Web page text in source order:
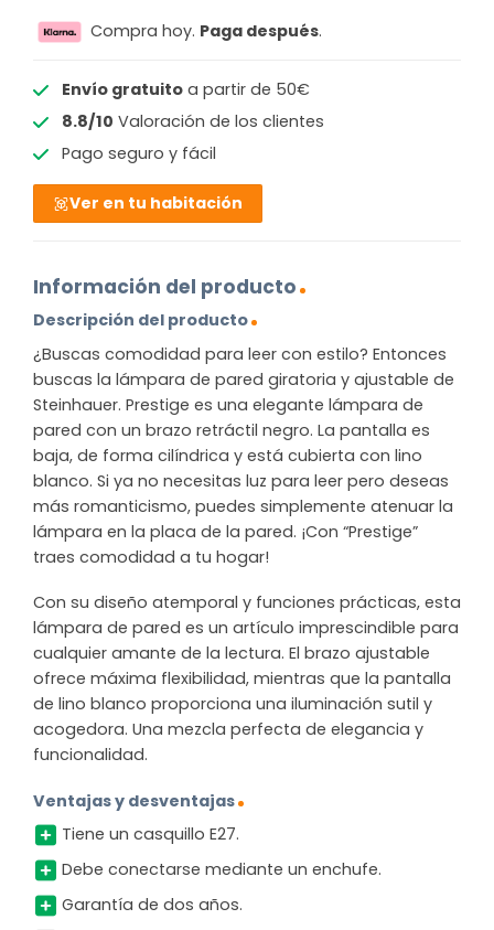
Compra hoy. Paga después.
Envío gratuitoa partir de 50€
8.8/10 Valoración de los clientes
Pago seguro y fácil
Ver en tu habitación
Información del producto
Descripción del producto
¿Buscas comodidad para leer con estilo? Entonces
buscas la lámpara de pared giratoria y ajustable de
Steinhauer. Prestige es una elegante lámpara de
pared con un brazo retráctil negro. La pantalla es
baja, de forma cilíndrica y está cubierta con lino
blanco. Si ya no necesitas luz para leer pero deseas
más romanticismo, puedes simplemente atenuar la
lámpara en la placa de la pared. ¡Con “Prestige”
traes comodidad a tu hogar!
Con su diseño atemporal y funciones prácticas, esta
lámpara de pared es un artículo imprescindible para
cualquier amante de la lectura. El brazo ajustable
ofrece máxima flexibilidad, mientras que la pantalla
de lino blanco proporciona una iluminación sutil y
acogedora. Una mezcla perfecta de elegancia y
funcionalidad.
Ventajas y desventajas
Tiene un casquillo E27.
Debe conectarse mediante un enchufe.
Garantía de dos años.